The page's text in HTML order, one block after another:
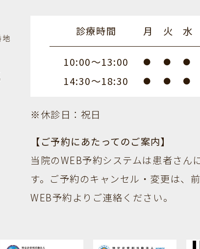
診療時間 月 火 水
10:00～13:00 ● ● ●
14:30～18:30 ● ● ●
※休診日：祝日
【ご予約にあたってのご案内】
当院のWEB予約システムは患者さん
す。ご予約のキャンセル・変更は、
WEB予約よりご連絡ください。